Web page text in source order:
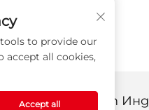
© 2025 от
to provide our
accept all cookies,
Accept all